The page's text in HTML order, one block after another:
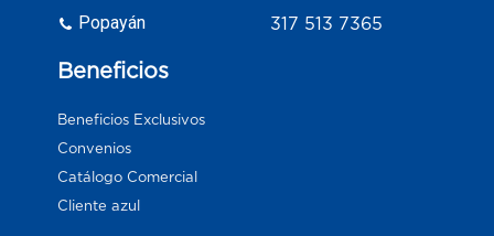
Popayán
317 513 7365
Beneficios
Beneficios Exclusivos
Convenios
Catálogo Comercial
Cliente azul